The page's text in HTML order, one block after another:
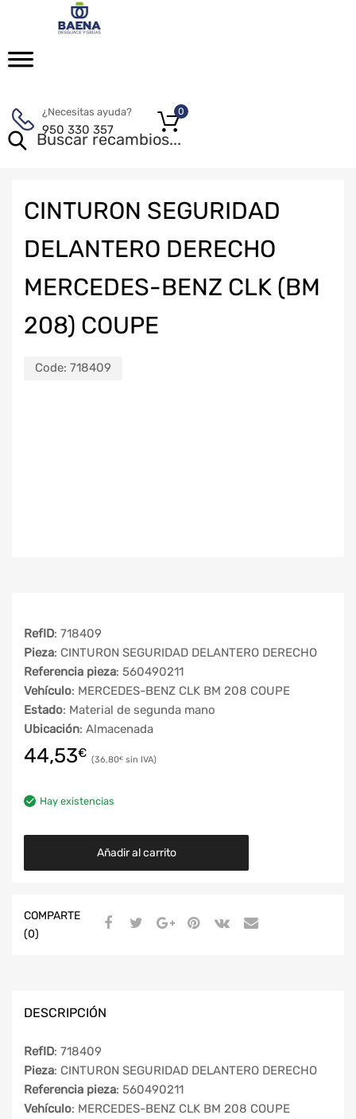
¿Necesitas ayuda?
950 330 357
0
CINTURON SEGURIDAD
DELANTERO DERECHO
MERCEDES-BENZ CLK (BM
208) COUPE
Code: 718409
RefID: 718409
Pieza: CINTURON SEGURIDAD DELANTERO DERECHO
Referencia pieza: 560490211
Vehículo: MERCEDES-BENZ CLK BM 208 COUPE
Estado: Material de segunda mano
Ubicación: Almacenada
44,53€ 36,80€
Hay existencias
Añadir al carrito
COMPARTE
(0)
DESCRIPCIÓN
RefID: 718409
Pieza: CINTURON SEGURIDAD DELANTERO DERECHO
Referencia pieza: 560490211
Vehículo: MERCEDES-BENZ CLK BM 208 COUPE